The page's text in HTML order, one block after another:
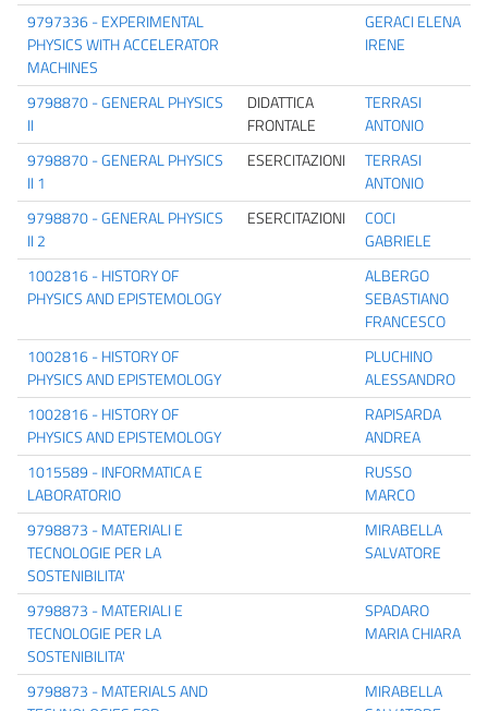
9797336 - EXPERIMENTAL
PHYSICS WITH ACCELERATOR
MACHINES
GERACI ELENA
IRENE
9798870 - GENERAL PHYSICS
II
DIDATTICA
FRONTALE
TERRASI
ANTONIO
9798870 - GENERAL PHYSICS
II 1
ESERCITAZIONI
TERRASI
ANTONIO
9798870 - GENERAL PHYSICS
II 2
ESERCITAZIONI
COCI
GABRIELE
1002816 - HISTORY OF
PHYSICS AND EPISTEMOLOGY
ALBERGO
SEBASTIANO
FRANCESCO
1002816 - HISTORY OF
PHYSICS AND EPISTEMOLOGY
PLUCHINO
ALESSANDRO
1002816 - HISTORY OF
PHYSICS AND EPISTEMOLOGY
RAPISARDA
ANDREA
1015589 - INFORMATICA E
LABORATORIO
RUSSO
MARCO
9798873 - MATERIALI E
TECNOLOGIE PER LA
SOSTENIBILITA'
MIRABELLA
SALVATORE
9798873 - MATERIALI E
TECNOLOGIE PER LA
SOSTENIBILITA'
SPADARO
MARIA CHIARA
9798873 - MATERIALS AND
MIRABELLA